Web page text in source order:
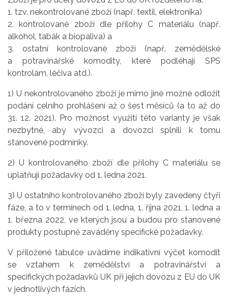
1. tzv. nekontrolované zboží (např. textil, elektronika)
2. kontrolované zboží dle přílohy C materiálu (např.
alkohol, tabák a biopaliva) a
3. ostatní kontrolované zboží (např. zemědělské
a potravinářské komodity, které podléhají SPS
kontrolám, léčiva atd.).
1) U nekontrolovaného zboží je mimo jiné možné odložit
podání celního prohlášení až o šest měsíců (a to až do
31. 12. 2021). Pro možnost využití této varianty je však
nezbytné, aby vývozci a dovozci splnili k tomu
stanovené podmínky.
2) U kontrolovaného zboží dle přílohy C materiálu se
uplatňují požadavky od 1. ledna 2021.
3) U ostatního kontrolovaného zboží byly zavedeny čtyři
fáze, a to v termínech od 1. ledna, 1. října 2021, 1. ledna a
1. března 2022, ve kterých jsou a budou pro stanovené
produkty postupně zaváděny specifické požadavky.
V přiložené tabulce uvádíme indikativní výčet komodit
se vztahem k zemědělství a potravinářství a
specifických požadavků UK při jejich dovozu z EU do UK
v jednotlivých fázích.